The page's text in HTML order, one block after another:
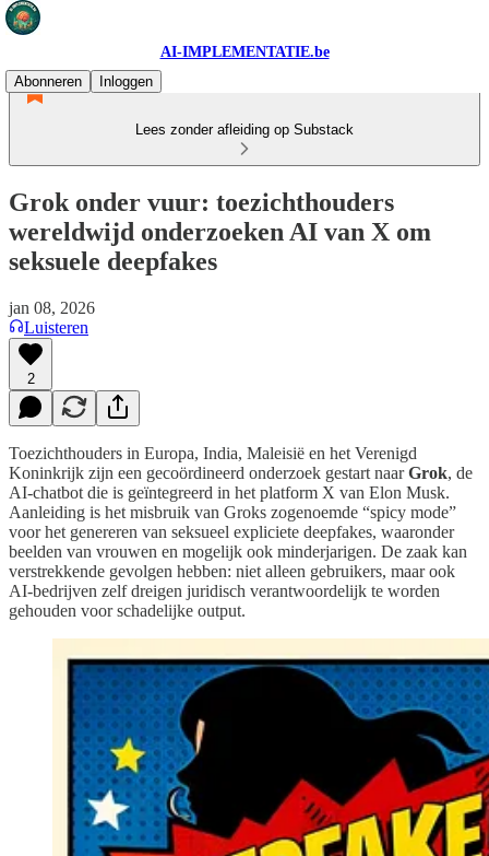
AI-IMPLEMENTATIE.be
Abonneren
Inloggen
Lees zonder afleiding op Substack
Grok onder vuur: toezichthouders
wereldwijd onderzoeken AI van X om
seksuele deepfakes
jan 08, 2026
Luisteren
2
Toezichthouders in Europa, India, Maleisië en het Verenigd
Koninkrijk zijn een gecoördineerd onderzoek gestart naarGrok, de
AI-chatbot die is geïntegreerd in het platform X van Elon Musk.
Aanleiding is het misbruik van Groks zogenoemde “spicy mode”
voor het genereren van seksueel expliciete deepfakes, waaronder
beelden van vrouwen en mogelijk ook minderjarigen. De zaak kan
verstrekkende gevolgen hebben: niet alleen gebruikers, maar ook
AI-bedrijven zelf dreigen juridisch verantwoordelijk te worden
gehouden voor schadelijke output.